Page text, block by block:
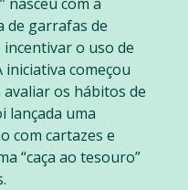
de garrafas de
o uso de
começou
os hábitos de
lançada uma
com cartazes e
“caça ao tesouro”